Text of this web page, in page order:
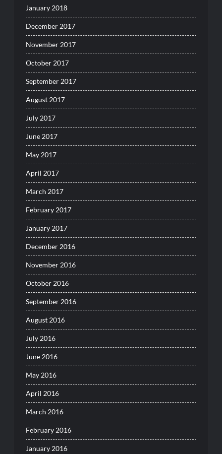
January 2018
December 2017
November 2017
October 2017
September 2017
August 2017
July 2017
June 2017
May 2017
April 2017
March 2017
February 2017
January 2017
December 2016
November 2016
October 2016
September 2016
August 2016
July 2016
June 2016
May 2016
April 2016
March 2016
February 2016
January 2016